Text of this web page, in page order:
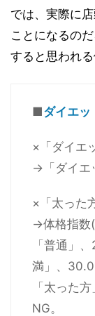
では、実際に
ことになるの
すると思われる
■ダイエッ
×「ダイエ
→「ダイエ
×「太った
→体格指数
「普通」
満」、30.0
「太った
NG。